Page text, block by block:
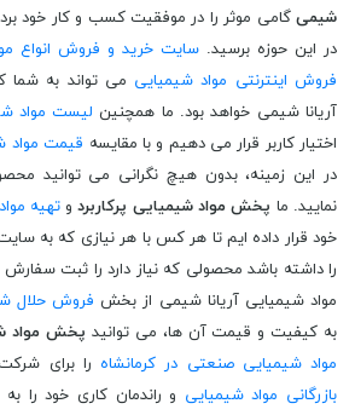
شیمی گامی موثر را در موفقیت کسب و کار خود
در این حوزه برسید. سایت خرید و فروش انواع
فروش اینترنتی مواد شیمیایی می تواند به شما
آریانا شیمی خواهد بود. ما همچنین لیست مواد
اختیار کاربر قرار می دهیم و با مقایسه قیمت مواد
در این زمینه، بدون هیچ نگرانی می توانید
نمایید. ما پخش مواد شیمیایی پرکاربردوتهیه
خود قرار داده ایم تا هر کس با هر نیازی که به
را داشته باشد محصولی که نیاز دارد را ثبت
مواد شیمیایی آریانا شیمی از بخش فروش حلال
به کیفیت و قیمت آن ها، می توانیدپخش مواد
مواد شیمیایی صنعتی در کرمانشاه را برای
بازرگانی مواد شیمیایی و راندمان کاری خود را